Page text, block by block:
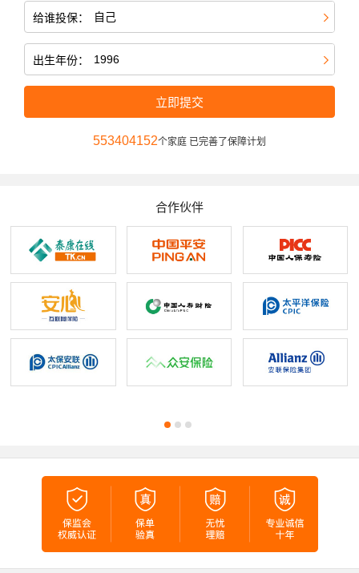
给谁投保：
出生年份：
立即提交
553404152个家庭 已完善了保障计划
合作伙伴